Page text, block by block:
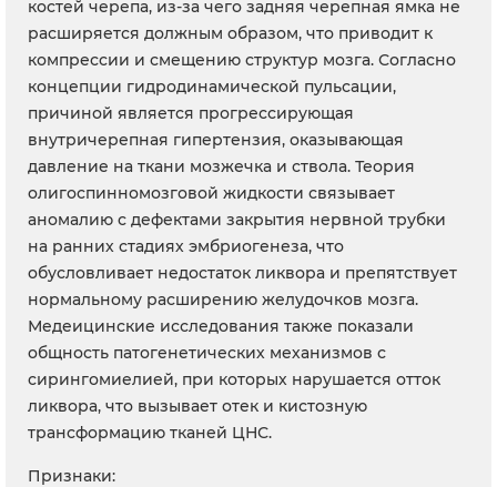
костей черепа, из-за чего задняя черепная ямка не
расширяется должным образом, что приводит к
компрессии и смещению структур мозга. Согласно
концепции гидродинамической пульсации,
причиной является прогрессирующая
внутричерепная гипертензия, оказывающая
давление на ткани мозжечка и ствола. Теория
олигоспинномозговой жидкости связывает
аномалию с дефектами закрытия нервной трубки
на ранних стадиях эмбриогенеза, что
обусловливает недостаток ликвора и препятствует
нормальному расширению желудочков мозга.
Медеицинские исследования также показали
общность патогенетических механизмов с
сирингомиелией, при которых нарушается отток
ликвора, что вызывает отек и кистозную
трансформацию тканей ЦНС.
Признаки: